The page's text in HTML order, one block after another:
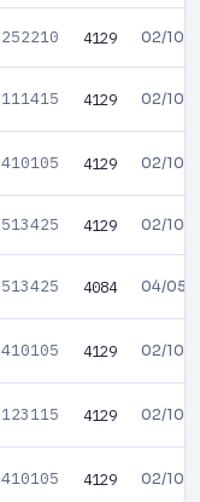
252210 4129 02/10/
111415 4129 02/10/
410105 4129 02/10/
513425 4129 02/10/
513425 4084 04/05/
410105 4129 02/10/
123115 4129 02/10/
410105 4129 02/10/